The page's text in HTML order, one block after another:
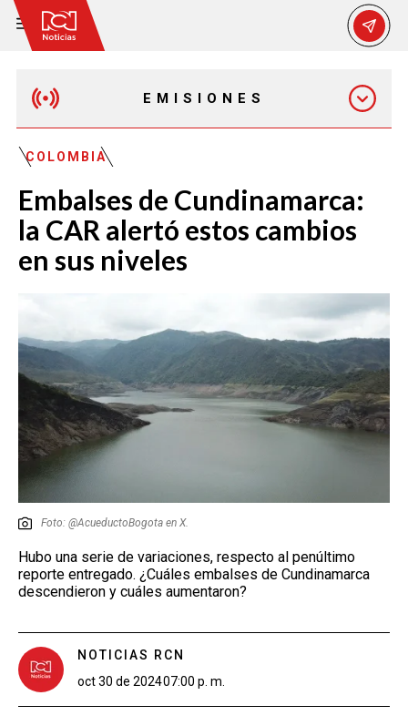
EMISIONES
EMISIÓN 12:30 PM
EMISIÓN 7:00 PM
EMISIÓN 11:30 PM
COLOMBIA
Embalses de Cundinamarca:
la CAR alertó estos cambios
en sus niveles
Foto: @AcueductoBogota en X.
Hubo una serie de variaciones, respecto al penúltimo
reporte entregado. ¿Cuáles embalses de Cundinamarca
descendieron y cuáles aumentaron?
NOTICIAS RCN
oct 30 de 202407:00 p. m.